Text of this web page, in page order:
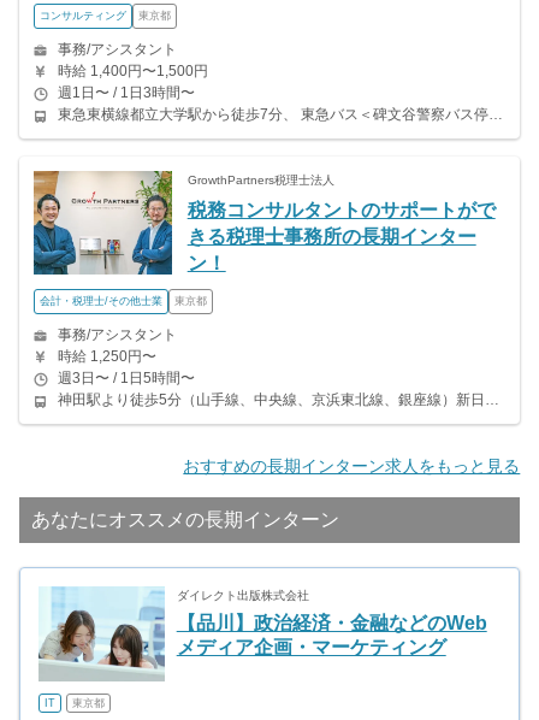
コンサルティング 東京都
事務/アシスタント
時給 1,400円〜1,500円
週1日〜 / 1日3時間〜
東急東横線都立大学駅から徒歩7分、 東急バス＜碑文谷警察バス停＞下車徒歩1分、 大岡山駅（東急大井町線・目黒線）から徒歩20分
GrowthPartners税理士法人
税務コンサルタントのサポートがで
きる税理士事務所の長期インター
ン！
会計・税理士/その他士業 東京都
事務/アシスタント
時給 1,250円〜
週3日〜 / 1日5時間〜
神田駅より徒歩5分（山手線、中央線、京浜東北線、銀座線）新日本橋駅より徒歩1分（総武線）／三越前駅より徒歩2分（銀座線、半蔵門線）／小伝馬町駅より徒歩10分（日比谷線）
おすすめの長期インターン求人をもっと見る
あなたにオススメの長期インターン
ダイレクト出版株式会社
【品川】政治経済・金融などのWeb
メディア企画・マーケティング
IT 東京都